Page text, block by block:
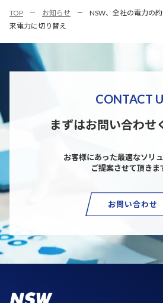
TOP お知らせ
NSW、全社の電力の
来電力に切り替え
CONTACT
まずはお問い合わせ
お客様にあった最適なソリ
ご提案させて頂きま
お問い合わせ